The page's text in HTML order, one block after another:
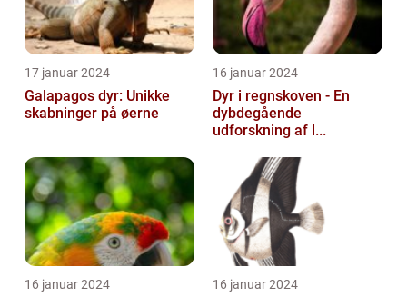
17 januar 2024
Galapagos dyr: Unikke
skabninger på øerne
16 januar 2024
Dyr i regnskoven - En
dybdegående
udforskning af l...
16 januar 2024 16 januar 2024